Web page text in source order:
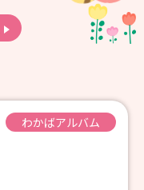
わかばアルバム